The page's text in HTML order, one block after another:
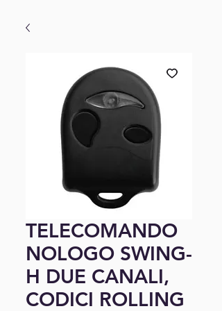
TELECOMANDO
NOLOGO SWING-
H DUE CANALI,
CODICI ROLLING